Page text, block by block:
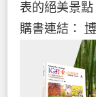
表的絕美景點
購書連結：